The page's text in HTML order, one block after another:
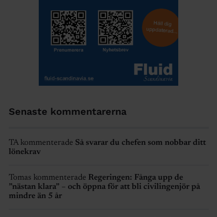
Senaste kommentarerna
TA kommenterade Så svarar du chefen som nobbar ditt
lönekrav
Tomas kommenterade Regeringen: Fånga upp de
”nästan klara” – och öppna för att bli civilingenjör på
mindre än 5 år